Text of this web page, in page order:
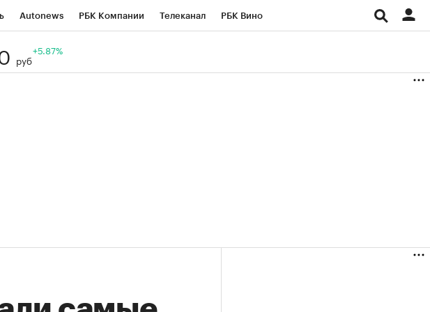
Autonews РБК Компании Телеканал РБК Вино
Визионеры
руб
+5.87%